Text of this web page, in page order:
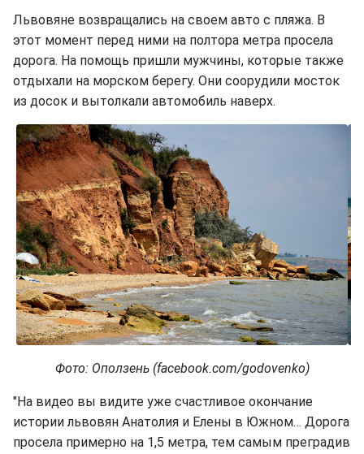
Львовяне возвращались на своем авто с пляжа. В
этот момент перед ними на полтора метра просела
дорога. На помощь пришли мужчины, которые также
отдыхали на морском берегу. Они соорудили мосток
из досок и вытолкали автомобиль наверх.
Фото: Оползень (facebook.com/godovenko)
"На видео вы видите уже счастливое окончание
истории львовян Анатолия и Елены в Южном… Дорога
просела примерно на 1,5 метра, тем самым преградив